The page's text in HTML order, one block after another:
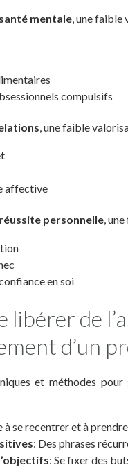
mentale , une
compulsifs
, une faible
affective
personnelle,
en soi
libérer de
d’un
et méthodes
à se recentrer et à
: Des phrases
: Se fixer des